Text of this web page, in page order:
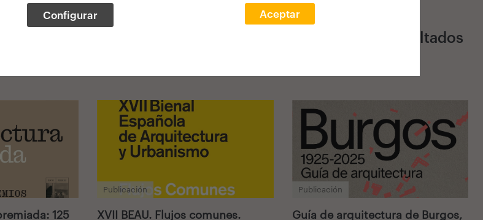
Configurar Aceptar
931 Resultados
125
Publicación
XVII BEAU. Flujos comunes.
Publicación
Guía de arquitectura de Burgos,